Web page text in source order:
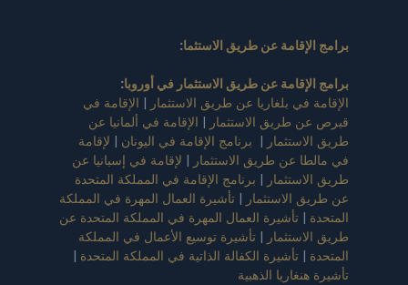
برامج الإقامة عن طريق الاستثما:
برامج الإقامة عن طريق الاستثمار في أوروبا:
الإقامة في بلغاريا عن طريق الاستثمار | الإقامة في
قبرص عن طريق الاستثمار | الإقامة في ألمانيا عن
طريق الاستثمار | برنامج الإقامة في اليونان | لإقامة
في مالطا عن طريق الاستثمار | لإقامة في إسبانيا عن
طريق الاستثمار | برنامج الإقامة في المملكة المتحدة
عن طريق الاستثمار | تأشيرة العمال المهرة في المملكة
المتحدة | تأشيرة العمال المهرة في المملكة المتحدة عن
طريق الاستثمار | تأشيرة توسيع الأعمال في المملكة
المتحدة | تأشيرة الكفالة الذاتية في المملكة المتحدة |
تأشيرة هنغاريا الذهبية